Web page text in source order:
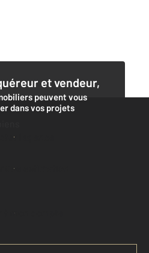
et vendeur,
peuvent vous
dans vos projets
l'agence
une estimation
à mon compte